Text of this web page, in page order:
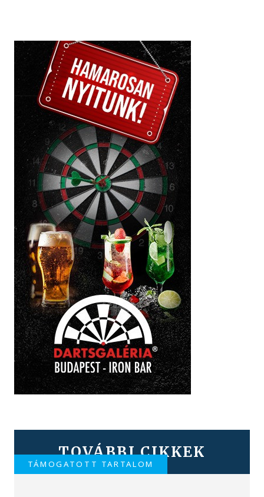
TOVÁBBI CIKKEK
TÁMOGATOTT TARTALOM